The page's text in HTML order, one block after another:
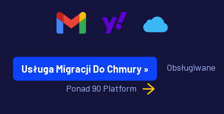
Usługa Migracji Do Chmury »
Obsługiwane
Ponad 90 Platform